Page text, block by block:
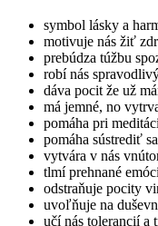
symbol lásky a
motivuje nás žiť
prebúdza túžbu
robí nás
dáva pocit že už
má jemné, no
pomáha pri
pomáha sústrediť
vytvára v nás
tlmí prehnané
odstraňuje pocity
uvoľňuje na
učí nás tolerancií a